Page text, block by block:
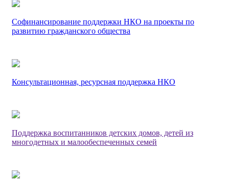
Софинансирование поддержки НКО на проекты по
развитию гражданского общества
Консультационная, ресурсная поддержка НКО
Поддержка воспитанников детских домов, детей из
многодетных и малообеспеченных семей